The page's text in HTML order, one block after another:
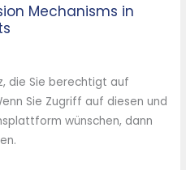
Mechanisms in
die Sie berechtigt auf
Sie Zugriff auf diesen und
wünschen, dann